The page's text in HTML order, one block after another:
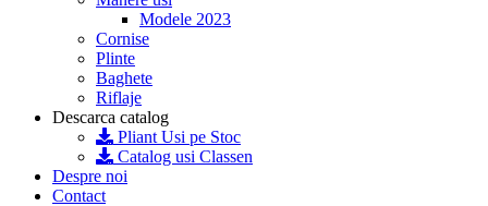
Modele 2023
Cornise
Plinte
Baghete
Riflaje
Descarca catalog
Pliant Usi pe Stoc
Catalog usi Classen
Despre noi
Contact